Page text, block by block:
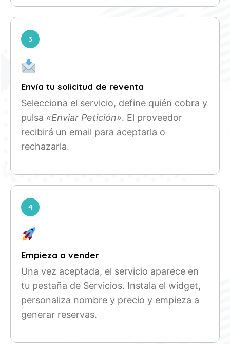
3
Envía tu solicitud de reventa
Selecciona el servicio, define quién cobra y
pulsa «Enviar Petición». El proveedor
recibirá un email para aceptarla o
rechazarla.
4
Empieza a vender
Una vez aceptada, el servicio aparece en
tu pestaña de Servicios. Instala el widget,
personaliza nombre y precio y empieza a
generar reservas.